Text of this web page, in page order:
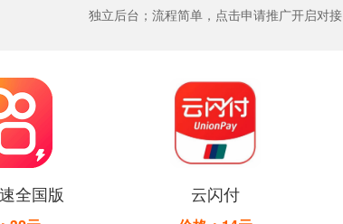
独立后台；流程简单，点击申请推广开启对接
全国版 云闪付